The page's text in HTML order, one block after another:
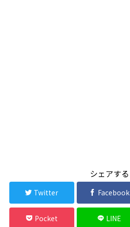
シェアする
Twitter Facebook
Pocket LINE